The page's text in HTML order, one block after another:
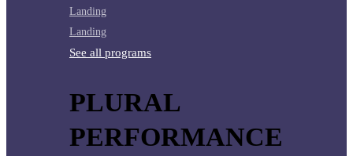
Landing
Landing
See all programs
PLURAL
PERFORMANCE